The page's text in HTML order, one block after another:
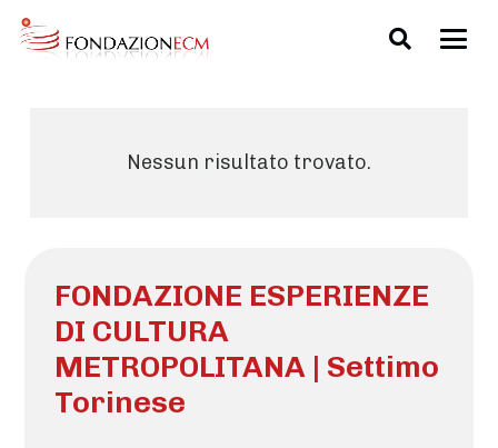
Nessun risultato trovato.
FONDAZIONE ESPERIENZE
DI CULTURA
METROPOLITANA | Settimo
Torinese